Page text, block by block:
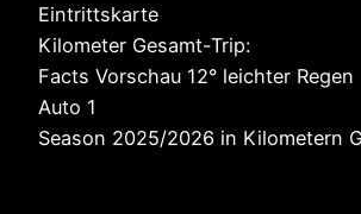
Eintrittskarte
Kilometer Gesamt-Trip:
Facts Vorschau 12° leichter Regen
Auto 1
Season 2025/2026 in Kilometern